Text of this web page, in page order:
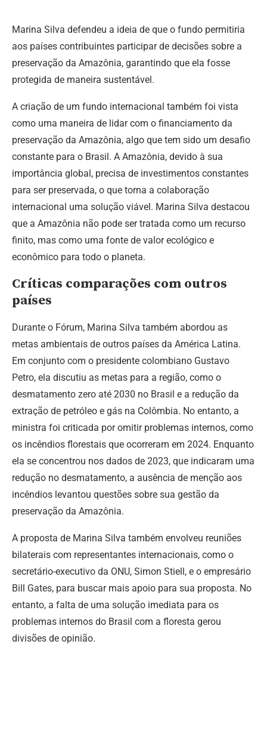
Marina Silva defendeu a ideia de que o fundo permitiria
aos países contribuintes participar de decisões sobre a
preservação da Amazônia, garantindo que ela fosse
protegida de maneira sustentável.
A criação de um fundo internacional também foi vista
como uma maneira de lidar com o financiamento da
preservação da Amazônia, algo que tem sido um desafio
constante para o Brasil. A Amazônia, devido à sua
importância global, precisa de investimentos constantes
para ser preservada, o que torna a colaboração
internacional uma solução viável. Marina Silva destacou
que a Amazônia não pode ser tratada como um recurso
finito, mas como uma fonte de valor ecológico e
econômico para todo o planeta.
Críticas comparações com outros
países
Durante o Fórum, Marina Silva também abordou as
metas ambientais de outros países da América Latina.
Em conjunto com o presidente colombiano Gustavo
Petro, ela discutiu as metas para a região, como o
desmatamento zero até 2030 no Brasil e a redução da
extração de petróleo e gás na Colômbia. No entanto, a
ministra foi criticada por omitir problemas internos, como
os incêndios florestais que ocorreram em 2024. Enquanto
ela se concentrou nos dados de 2023, que indicaram uma
redução no desmatamento, a ausência de menção aos
incêndios levantou questões sobre sua gestão da
preservação da Amazônia.
A proposta de Marina Silva também envolveu reuniões
bilaterais com representantes internacionais, como o
secretário-executivo da ONU, Simon Stiell, e o empresário
Bill Gates, para buscar mais apoio para sua proposta. No
entanto, a falta de uma solução imediata para os
problemas internos do Brasil com a floresta gerou
divisões de opinião.